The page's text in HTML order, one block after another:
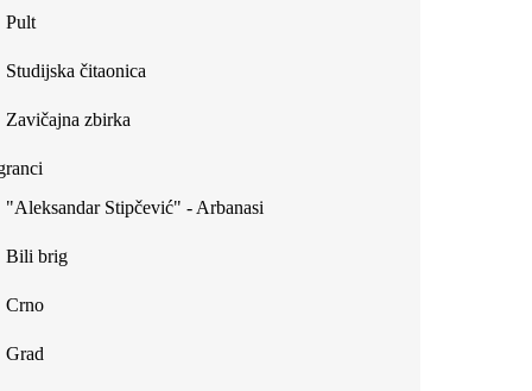
Pult
Studijska čitaonica
Zavičajna zbirka
"Aleksandar Stipčević" - Arbanasi
Bili brig
Crno
Grad